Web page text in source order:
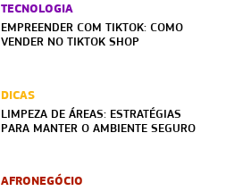
TECNOLOGIA
EMPREENDER COM TIKTOK: COMO
VENDER NO TIKTOK SHOP
DICAS
LIMPEZA DE ÁREAS: ESTRATÉGIAS
PARA MANTER O AMBIENTE SEGURO
AFRONEGÓCIO